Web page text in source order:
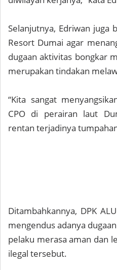
Selanjutnya, Edriwan juga
Resort Dumai agar
dugaan aktivitas bongkar
merupakan tindakan
“Kita sangat
CPO di perairan laut
rentan terjadinya
Ditambahkannya, DPK
mengendus adanya
pelaku merasa aman dan
ilegal tersebut.